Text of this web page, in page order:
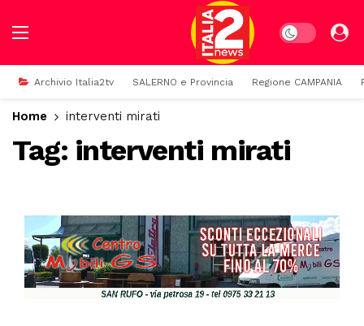
Dark mode
Archivio Italia2tv SALERNO e Provincia Regione CAMPANIA
Home interventi mirati
Tag: interventi mirati